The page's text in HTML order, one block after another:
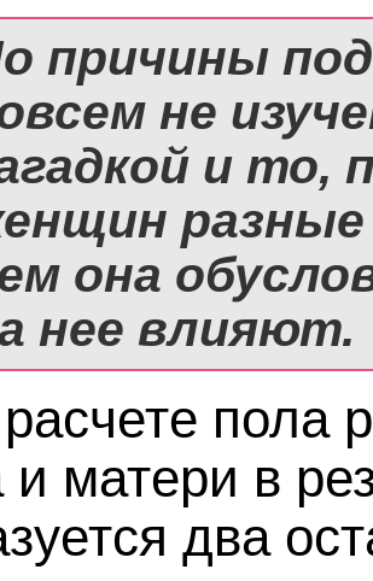
причины
не
и то,
разные
она
нее влияют.
пола
и матери в
два